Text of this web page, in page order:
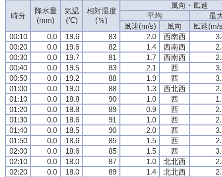
時分
降水量
(mm)
気温
(℃)
相対湿度
(％)
風向・風速
平均
最
風速(m/s)
風向
風速(m/
00:10
0.0 19.6 83 2.0 西南西
00:20
0.0 19.6 82 1.4 西南西
00:30
0.0 19.7 81 1.7 西南西
00:40
0.0 19.5 83 2.1 西
00:50
0.0 19.2 88 1.9 西
01:00
0.0 19.0 88 1.3 西北西
01:10
0.0 18.8 90 1.0 西
01:20
0.0 18.8 89 0.9 西
01:30
0.0 18.6 91 1.0 西
01:40
0.0 18.5 90 2.0 西
01:50
0.0 18.6 85 1.5 西
02:00
0.0 18.6 85 1.5 西
02:10
0.0 18.0 87 1.0 北北西
02:20
0.0 18.0 89 1.4 北北西